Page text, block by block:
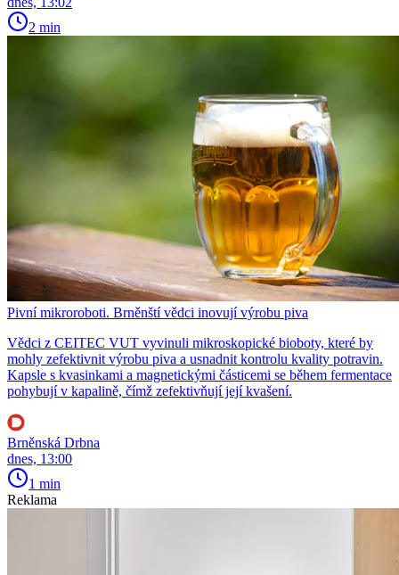
2 min
Pivní mikroroboti. Brněnští vědci inovují výrobu piva
Vědci z CEITEC VUT vyvinuli mikroskopické bioboty, které by
mohly zefektivnit výrobu piva a usnadnit kontrolu kvality potravin.
Kapsle s kvasinkami a magnetickými částicemi se během fermentace
pohybují v kapalině, čímž zefektivňují její kvašení.
Brněnská Drbna
dnes, 13:00
1 min
Reklama